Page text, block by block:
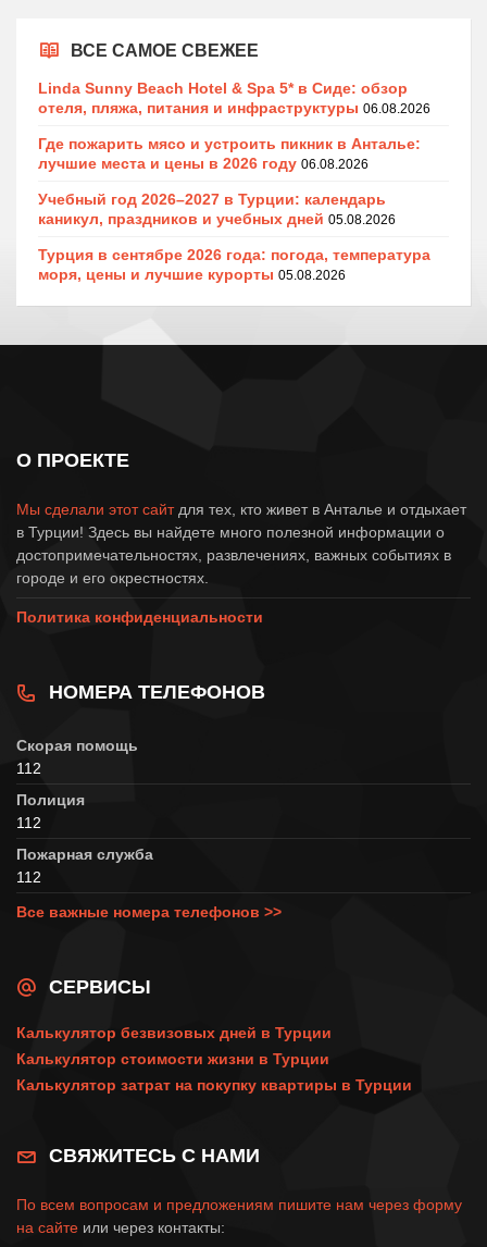
ВСЕ САМОЕ СВЕЖЕЕ
Linda Sunny Beach Hotel & Spa 5* в Сиде: обзор
отеля, пляжа, питания и инфраструктуры 06.08.2026
Где пожарить мясо и устроить пикник в Анталье:
лучшие места и цены в 2026 году 06.08.2026
Учебный год 2026–2027 в Турции: календарь
каникул, праздников и учебных дней 05.08.2026
Турция в сентябре 2026 года: погода, температура
моря, цены и лучшие курорты 05.08.2026
О ПРОЕКТЕ
Мы сделали этот сайтдля тех, кто живет в Анталье и отдыхает
в Турции! Здесь вы найдете много полезной информации о
достопримечательностях, развлечениях, важных событиях в
городе и его окрестностях.
Политика конфиденциальности
НОМЕРА ТЕЛЕФОНОВ
Скорая помощь
112
Полиция
112
Пожарная служба
112
Все важные номера телефонов >>
СЕРВИСЫ
Калькулятор безвизовых дней в Турции
Калькулятор стоимости жизни в Турции
Калькулятор затрат на покупку квартиры в Турции
СВЯЖИТЕСЬ С НАМИ
По всем вопросам и предложениям пишите нам через форму
на сайте или через контакты: